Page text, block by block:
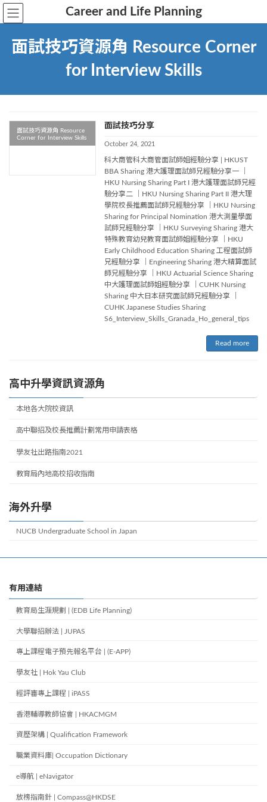
Career and Life Planning
面試技巧資源角 Resource Corner
for Interview Skills
面試技巧資源角 Resource
Corner for Interview Skills
面試技巧分享
October 24, 2021
科大商管科大商管面試師姐經驗分享 | HKUST
BBA Sharing 港大護理面試師兄經驗分享一 ｜
HKU Nursing Sharing Part I 港大護理面試師兄經
驗分享二 ｜HKU Nursing Sharing Part II 港大理
學院校長推薦面試師兄經驗分享 ｜HKU Nursing
Sharing for Principal Nomination 港大測量學面
試師兄經驗分享 ｜HKU Surveying Sharing 港大
特殊教育幼兒教育面試師姐經驗分享 ｜HKU
Early Childhood Education Sharing 工程面試師
兄經驗分享 ｜Engineering Sharing 港大精算面試
師兄經驗分享 ｜HKU Actuarial Science Sharing
中大護理面試師姐經驗分享 ｜CUHK Nursing
Sharing 中大日本研究面試師兄經驗分享 ｜
CUHK Japanese Studies Sharing
S6_Interview_Skills_Granada_Ho_general_tips
Read more
高中升學資訊資源角
本地各大院校資訊
高中聯招及校長推薦計劃常用申請表格
學友社出路指南2021
教育局內地高校招收指南
海外升學
NUCB Undergraduate School in Japan
有用連結
教育局生涯規劃 | (EDB Life Planning)
大學聯招辦法 | JUPAS
專上課程電子預先報名平台 | (E-APP)
學友社 | Hok Yau Club
經評審專上課程 | iPASS
香港輔導教師協會 | HKACMGM
資歷架構 | Qualification Framework
職業資料庫| Occupation Dictionary
e導航 | eNavigator
放榜指南針 | Compass@HKDSE